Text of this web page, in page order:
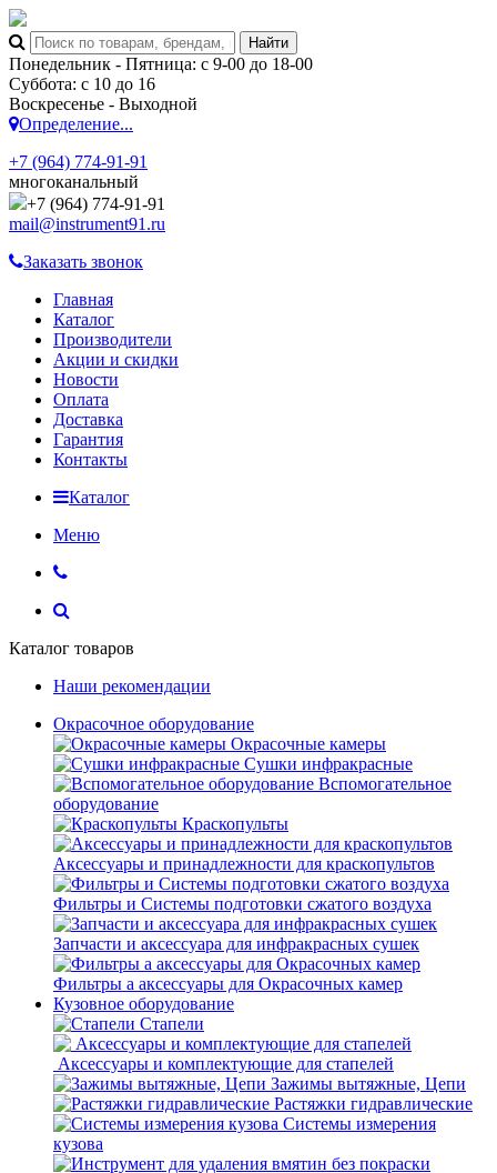
Понедельник - Пятница: с 9-00 до 18-00
Суббота: с 10 до 16
Воскресенье - Выходной
Определение...
+7 (964) 774-91-91
многоканальный
+7 (964) 774-91-91
mail@instrument91.ru
Заказать звонок
Главная
Каталог
Производители
Акции и скидки
Новости
Оплата
Доставка
Гарантия
Контакты
Каталог
Меню
Каталог товаров
Наши рекомендации
Окрасочное оборудование
Окрасочные камеры
Сушки инфракрасные
Вспомогательное
оборудование
Краскопульты
Аксессуары и принадлежности для краскопультов
Фильтры и Системы подготовки сжатого воздуха
Запчасти и аксессуара для инфракрасных сушек
Фильтры а аксессуары для Окрасочных камер
Кузовное оборудование
Стапели
Аксессуары и комплектующие для стапелей
Зажимы вытяжные, Цепи
Растяжки гидравлические
Системы измерения
кузова